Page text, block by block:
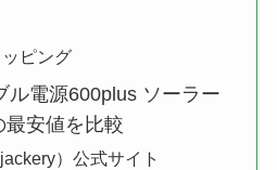
ピング
ル電源600plus ソーラー
安値を比較
）公式サイト